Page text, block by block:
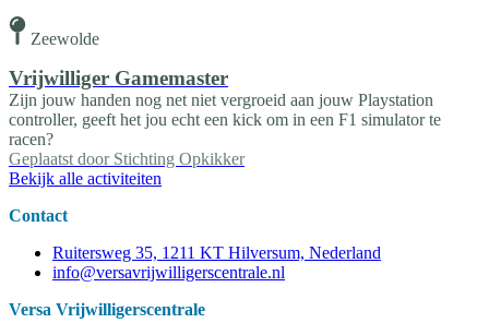
Zeewolde
Vrijwilliger Gamemaster
Zijn jouw handen nog net niet vergroeid aan jouw Playstation
controller, geeft het jou echt een kick om in een F1 simulator te
racen?
Geplaatst door Stichting Opkikker
Bekijk alle activiteiten
Contact
Ruitersweg 35, 1211 KT Hilversum, Nederland
info@versavrijwilligerscentrale.nl
Versa Vrijwilligerscentrale